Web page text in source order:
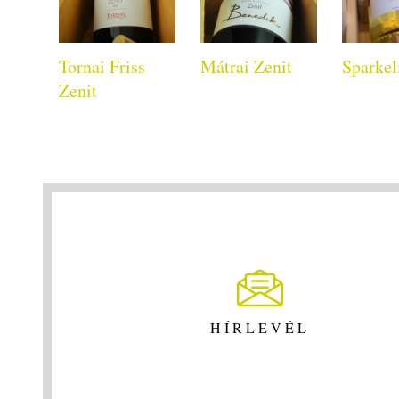
Tornai Friss
Zenit
Mátrai Zenit
HÍRLEVÉL